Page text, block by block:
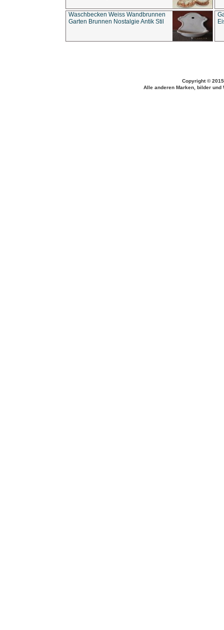
Waschbecken Weiss Wandbrunnen
Garten Brunnen Nostalgie Antik Stil
Copyright ©
Alle anderen Marken, bilder und